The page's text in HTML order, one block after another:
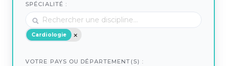
SPÉCIALITÉ :
Cardiologie
VOTRE PAYS OU DÉPARTEMENT(S) :